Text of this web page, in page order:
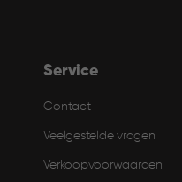
Service
Contact
Veelgestelde vragen
Verkoopvoorwaarden